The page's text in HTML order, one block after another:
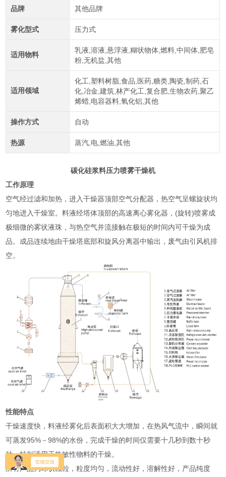
品牌 其他品牌
雾化型式 压力式
适用物料
乳液,溶液,悬浮液,糊状物体,燃料,中间体,肥皂
粉,无机盐,其他
适用领域
化工,塑料树脂,食品,医药,糖类,陶瓷,制药,石
化,冶金,建筑,林产化工,复合肥,生物农药,聚乙
烯蜡,电容器料,氧化铝,其他
操作方式 自动
热源 蒸汽,电,燃油,其他
碳化硅浆料压力喷雾干燥机
工作原理
空气经过滤和加热，进入干燥器顶部空气分配器，热空气呈螺旋状均
匀地进入干燥室。料液经塔体顶部的高速离心雾化器，(旋转)喷雾成
极细微的雾状液珠，与热空气并流接触在极短的时间内可干燥为成
品。成品连续地由干燥塔底部和旋风分离器中输出，废气由引风机排
空。
性能特点
干燥速度快，料液经雾化后表面积大大增加，在热风气流中，瞬间就
可蒸发95%－98%的水份，完成干燥的时间仅需要十几秒到数十秒
种，特别适用于热敏性物料的干燥。
所有产品为球状颗粒，粒度均匀，流动性好，溶解性好，产品纯度